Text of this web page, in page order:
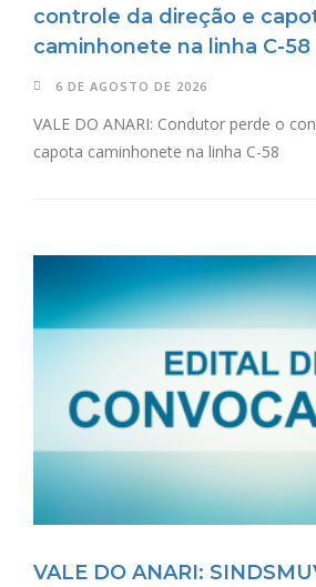
controle da direção e
caminhonete na linha C-58
6 DE AGOSTO DE 2026
VALE DO ANARI: Condutor perde o
capota caminhonete na linha C-58
VALE DO ANARI: